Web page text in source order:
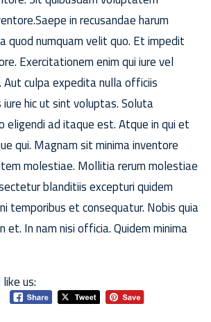
in recusandae harum
quod numquam velit quo. Et impedit
Exercitationem enim qui iure vel
culpa expedita nulla officiis
hic ut sint voluptas. Soluta
eligendi ad itaque est. Atque in qui et
qui. Magnam sit minima inventore
molestiae. Mollitia rerum molestiae
blanditiis excepturi quidem
temporibus et consequatur. Nobis quia
et. In nam nisi officia. Quidem minima
us: